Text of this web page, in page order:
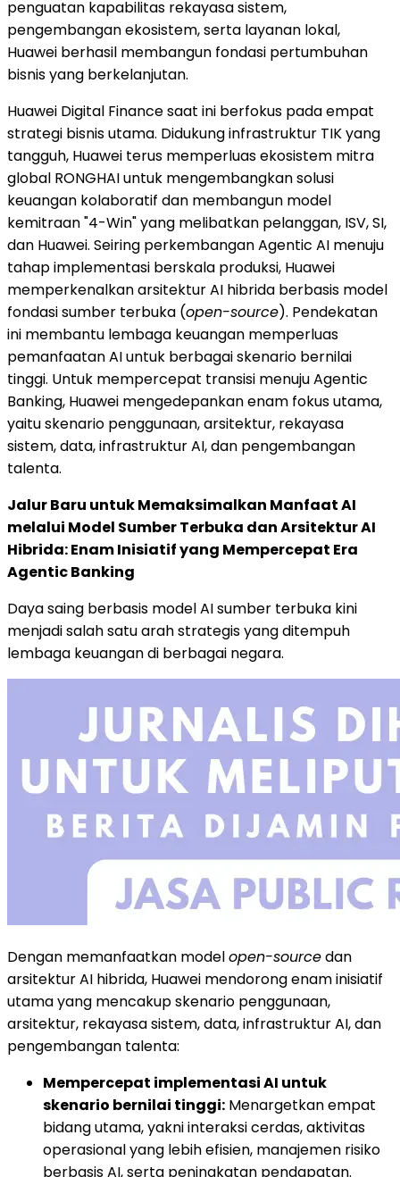
penguatan kapabilitas rekayasa sistem,
pengembangan ekosistem, serta layanan lokal,
Huawei berhasil membangun fondasi pertumbuhan
bisnis yang berkelanjutan.
Huawei Digital Finance saat ini berfokus pada empat
strategi bisnis utama. Didukung infrastruktur TIK yang
tangguh, Huawei terus memperluas ekosistem mitra
global RONGHAI untuk mengembangkan solusi
keuangan kolaboratif dan membangun model
kemitraan "4-Win" yang melibatkan pelanggan, ISV, SI,
dan Huawei. Seiring perkembangan Agentic AI menuju
tahap implementasi berskala produksi, Huawei
memperkenalkan arsitektur AI hibrida berbasis model
fondasi sumber terbuka (open-source). Pendekatan
ini membantu lembaga keuangan memperluas
pemanfaatan AI untuk berbagai skenario bernilai
tinggi. Untuk mempercepat transisi menuju Agentic
Banking, Huawei mengedepankan enam fokus utama,
yaitu skenario penggunaan, arsitektur, rekayasa
sistem, data, infrastruktur AI, dan pengembangan
talenta.
Jalur Baru untuk Memaksimalkan Manfaat AI
melalui Model Sumber Terbuka dan Arsitektur AI
Hibrida: Enam Inisiatif yang Mempercepat Era
Agentic Banking
Daya saing berbasis model AI sumber terbuka kini
menjadi salah satu arah strategis yang ditempuh
lembaga keuangan di berbagai negara.
Dengan memanfaatkan modelopen-sourcedan
arsitektur AI hibrida, Huawei mendorong enam inisiatif
utama yang mencakup skenario penggunaan,
arsitektur, rekayasa sistem, data, infrastruktur AI, dan
pengembangan talenta:
Mempercepat implementasi AI untuk
skenario bernilai tinggi: Menargetkan empat
bidang utama, yakni interaksi cerdas, aktivitas
operasional yang lebih efisien, manajemen risiko
berbasis AI, serta peningkatan pendapatan.